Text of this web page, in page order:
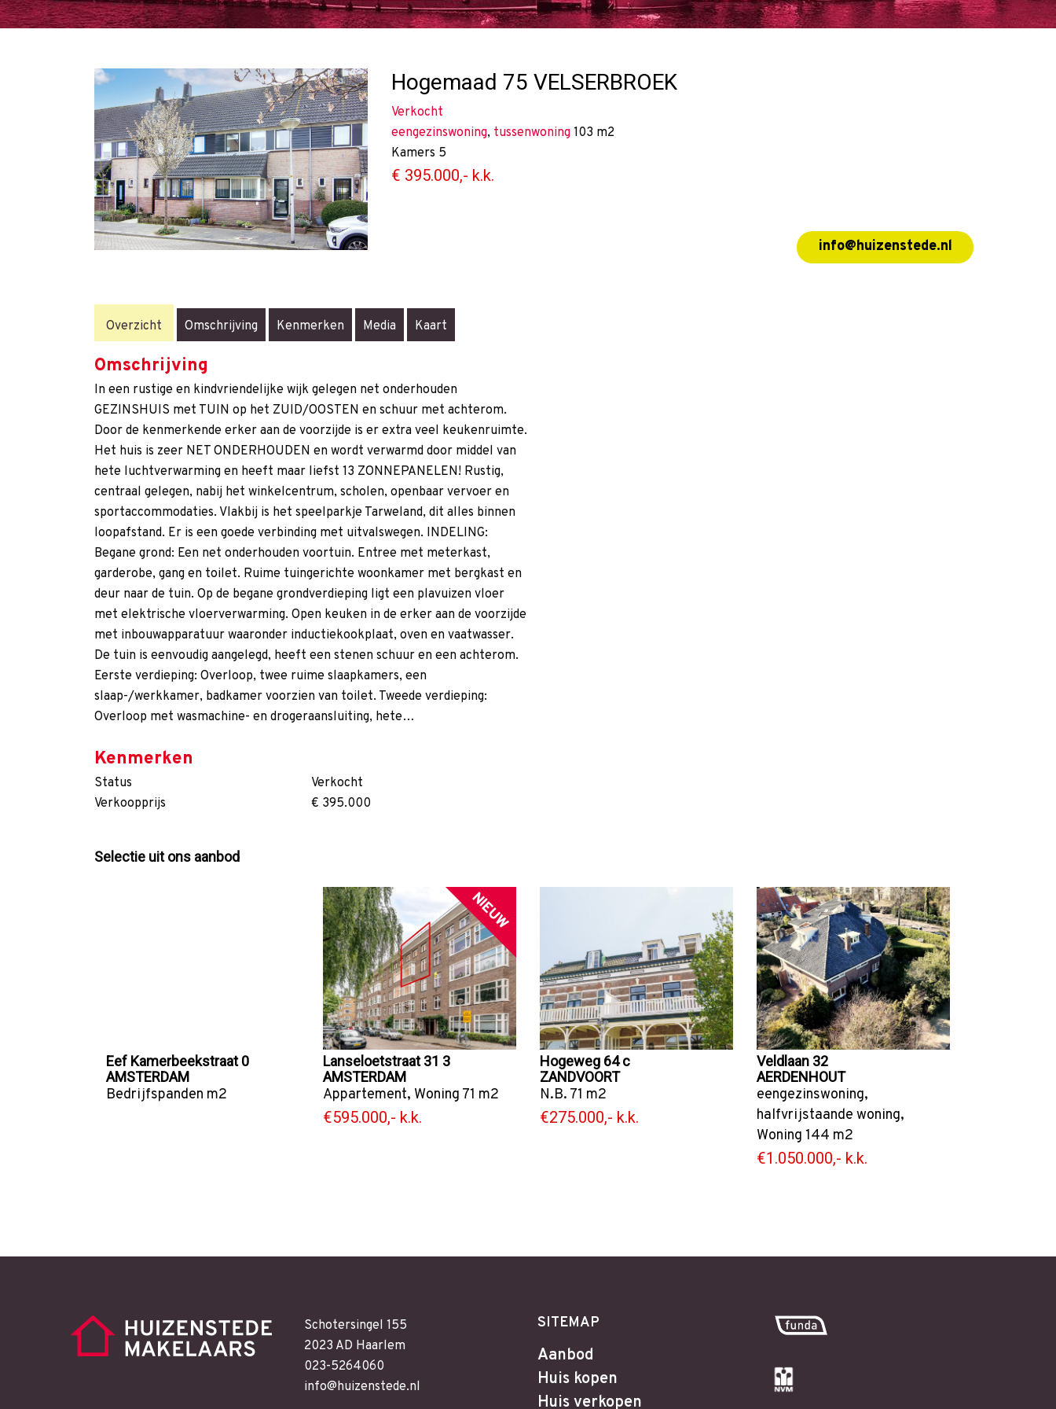
Hogemaad 75 VELSERBROEK
Verkocht
eengezinswoning, tussenwoning 103 m2
Kamers 5
€ 395.000,- k.k.
info@huizenstede.nl
Overzicht Omschrijving Kenmerken Media Kaart
Omschrijving
In een rustige en kindvriendelijke wijk gelegen net onderhouden
GEZINSHUIS met TUIN op het ZUID/OOSTEN en schuur met achterom.
Door de kenmerkende erker aan de voorzijde is er extra veel keukenruimte.
Het huis is zeer NET ONDERHOUDEN en wordt verwarmd door middel van
hete luchtverwarming en heeft maar liefst 13 ZONNEPANELEN! Rustig,
centraal gelegen, nabij het winkelcentrum, scholen, openbaar vervoer en
sportaccommodaties. Vlakbij is het speelparkje Tarweland, dit alles binnen
loopafstand. Er is een goede verbinding met uitvalswegen. INDELING:
Begane grond: Een net onderhouden voortuin. Entree met meterkast,
garderobe, gang en toilet. Ruime tuingerichte woonkamer met bergkast en
deur naar de tuin. Op de begane grondverdieping ligt een plavuizen vloer
met elektrische vloerverwarming. Open keuken in de erker aan de voorzijde
met inbouwapparatuur waaronder inductiekookplaat, oven en vaatwasser.
De tuin is eenvoudig aangelegd, heeft een stenen schuur en een achterom.
Eerste verdieping: Overloop, twee ruime slaapkamers, een
slaap-/werkkamer, badkamer voorzien van toilet. Tweede verdieping:
Overloop met wasmachine- en drogeraansluiting, hete…
Kenmerken
Status
Verkocht
Verkoopprijs
€ 395.000
Selectie uit ons aanbod
Eef Kamerbeekstraat 0
AMSTERDAM
Bedrijfspanden m2
NIEUW
Lanseloetstraat 31 3
AMSTERDAM
Appartement, Woning 71 m2
€595.000,- k.k.
Hogeweg 64 c
ZANDVOORT
N.B. 71 m2
€275.000,- k.k.
Veldlaan 32
AERDENHOUT
eengezinswoning,
halfvrijstaande woning,
Woning 144 m2
€1.050.000,- k.k.
Schotersingel 155
2023 AD Haarlem
023-5264060
info@huizenstede.nl
SITEMAP
Aanbod
Huis kopen
Huis verkopen